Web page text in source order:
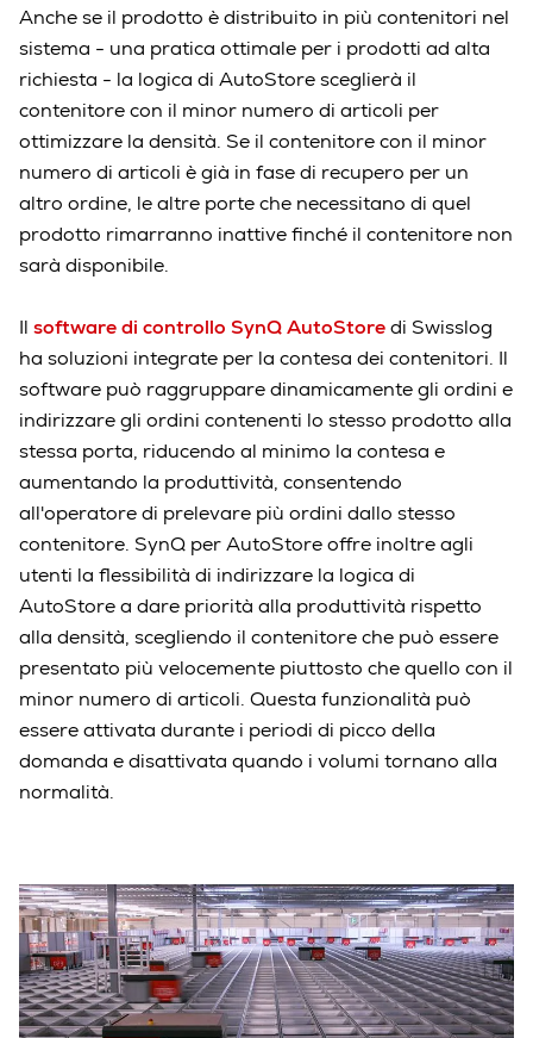
Anche se il prodotto è distribuito in più contenitori nel
sistema - una pratica ottimale per i prodotti ad alta
richiesta - la logica di AutoStore sceglierà il
contenitore con il minor numero di articoli per
ottimizzare la densità. Se il contenitore con il minor
numero di articoli è già in fase di recupero per un
altro ordine, le altre porte che necessitano di quel
prodotto rimarranno inattive finché il contenitore non
sarà disponibile.
Il software di controllo SynQ AutoStoredi Swisslog
ha soluzioni integrate per la contesa dei contenitori. Il
software può raggruppare dinamicamente gli ordini e
indirizzare gli ordini contenenti lo stesso prodotto alla
stessa porta, riducendo al minimo la contesa e
aumentando la produttività, consentendo
all'operatore di prelevare più ordini dallo stesso
contenitore. SynQ per AutoStore offre inoltre agli
utenti la flessibilità di indirizzare la logica di
AutoStore a dare priorità alla produttività rispetto
alla densità, scegliendo il contenitore che può essere
presentato più velocemente piuttosto che quello con il
minor numero di articoli. Questa funzionalità può
essere attivata durante i periodi di picco della
domanda e disattivata quando i volumi tornano alla
normalità.